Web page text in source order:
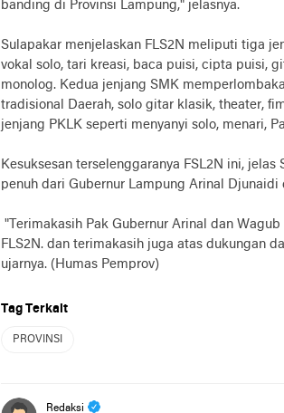
banding di Provinsi Lampung," jelasnya.
Sulapakar menjelaskan FLS2N meliputi tiga
vokal solo, tari kreasi, baca puisi, cipta puisi,
monolog. Kedua jenjang SMK
tradisional Daerah, solo gitar klasik, theater,
jenjang PKLK seperti menyanyi solo, menari,
Kesuksesan terselenggaranya FSL2N ini,
penuh dari Gubernur Lampung Arinal
"Terimakasih Pak Gubernur Arinal dan
FLS2N. dan terimakasih juga atas dukungan
ujarnya. (Humas Pemprov)
Tag Terkait
PROVINSI
Redaksi